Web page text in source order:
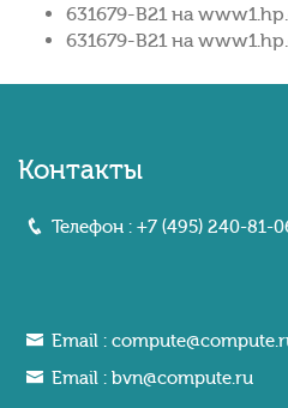
631679-B21 на
631679-B21 на
Контакты
Телефон : +7 (495) 240-81-
Email :
Email : bvn@compute.ru